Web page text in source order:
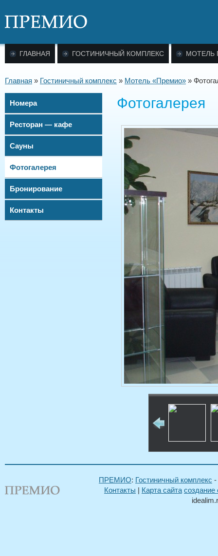
ГЛАВНАЯ ГОСТИНИЧНЫЙ КОМПЛЕКС МОТЕЛЬ
Главная » Гостиничный комплекс » Мотель «Премио» »
Номера
Ресторан — кафе
Сауны
Фотогалерея
Бронирование
Контакты
Фотогалерея
ПРЕМИО: Гостиничный комплекс -
Контакты | Карта сайта создание